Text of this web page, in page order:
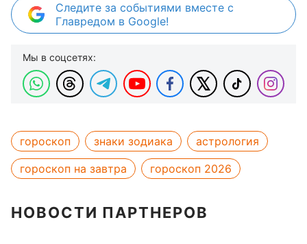
Следите за событиями вместе с
Главредом в Google!
Мы в соцсетях:
гороскоп знаки зодиака
астрология
гороскоп на завтра
гороскоп 2026
НОВОСТИ ПАРТНЕРОВ